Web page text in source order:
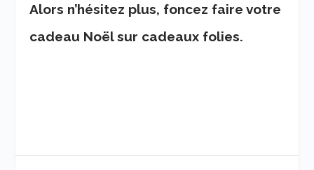
Alors n’hésitez plus, foncez faire votre
cadeau Noël sur cadeaux folies.